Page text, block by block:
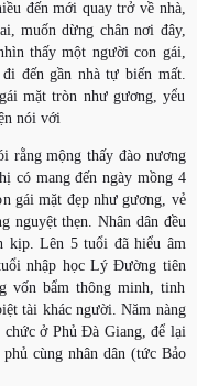
đến mới quay trở về nhà,
muốn dừng chân nơi đây,
thấy một người con gái,
đến gần nhà tự biến mất.
mặt tròn như gương, yểu
nói với
rằng mộng thấy đào nương
có mang đến ngày mồng 4
gái mặt đẹp như gương, vẻ
nguyệt thẹn. Nhân dân đều
kịp. Lên 5 tuổi đã hiểu âm
nhập học Lý Đường tiên
vốn bẩm thông minh, tinh
tài khác người. Năm nàng
chức ở Phủ Đà Giang, để lại
cùng nhân dân (tức Bảo